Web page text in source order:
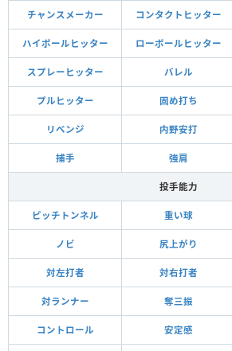
チャンスメーカー コンタクトヒッター
ハイボールヒッター ローボールヒッター
スプレーヒッター バレル
プルヒッター 固め打ち
リベンジ 内野安打
捕手 強肩
投手能力
ピッチトンネル 重い球
ノビ 尻上がり
対左打者 対右打者
対ランナー 奪三振
コントロール 安定感